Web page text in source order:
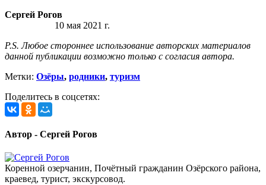
Сергей Рогов
10 мая 2021 г.
P.S. Любое стороннее использование авторских материалов
данной публикации возможно только с согласия автора.
Метки: Озёры, родники, туризм
Поделитесь в соцсетях:
Автор - Сергей Рогов
Коренной озерчанин, Почётный гражданин Озёрского района,
краевед, турист, экскурсовод.